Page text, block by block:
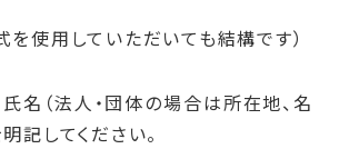
を使用していただいても結構です）
名（法人・団体の場合は所在地、名
記してください。